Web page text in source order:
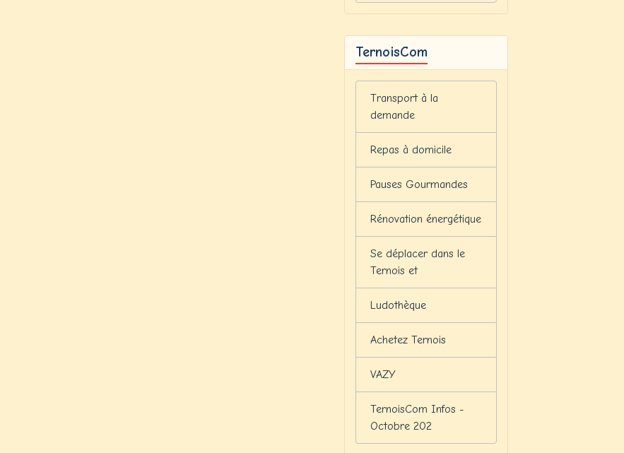
TernoisCom
Transport à la
demande
Repas à domicile
Pauses Gourmandes
Rénovation énergétique
Se déplacer dans le
Ternois et
Ludothèque
Achetez Ternois
VAZY
TernoisCom Infos -
Octobre 202